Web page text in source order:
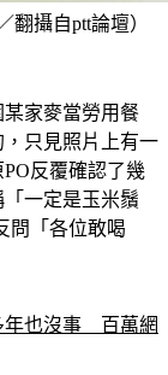
翻攝自ptt論壇）
家麥當勞用餐
只見照片上有一
反覆確認了幾
一定是玉米鬚
問「各位敢喝
也沒事　百萬網